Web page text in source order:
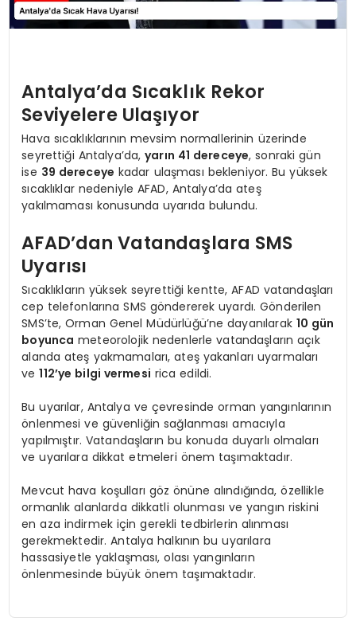
Antalya’da Sıcaklık Rekor
Seviyelere Ulaşıyor
Hava sıcaklıklarının mevsim normallerinin üzerinde
seyrettiği Antalya’da,yarın 41 dereceye, sonraki gün
ise 39 dereceye kadar ulaşması bekleniyor. Bu yüksek
sıcaklıklar nedeniyle AFAD, Antalya’da ateş
yakılmaması konusunda uyarıda bulundu.
AFAD’dan Vatandaşlara SMS
Uyarısı
Sıcaklıkların yüksek seyrettiği kentte, AFAD vatandaşları
cep telefonlarına SMS göndererek uyardı. Gönderilen
SMS’te, Orman Genel Müdürlüğü’ne dayanılarak 10 gün
boyunca meteorolojik nedenlerle vatandaşların açık
alanda ateş yakmamaları, ateş yakanları uyarmaları
ve112’ye bilgi vermesi rica edildi.
Bu uyarılar, Antalya ve çevresinde orman yangınlarının
önlenmesi ve güvenliğin sağlanması amacıyla
yapılmıştır. Vatandaşların bu konuda duyarlı olmaları
ve uyarılara dikkat etmeleri önem taşımaktadır.
Mevcut hava koşulları göz önüne alındığında, özellikle
ormanlık alanlarda dikkatli olunması ve yangın riskini
en aza indirmek için gerekli tedbirlerin alınması
gerekmektedir. Antalya halkının bu uyarılara
hassasiyetle yaklaşması, olası yangınların
önlenmesinde büyük önem taşımaktadır.